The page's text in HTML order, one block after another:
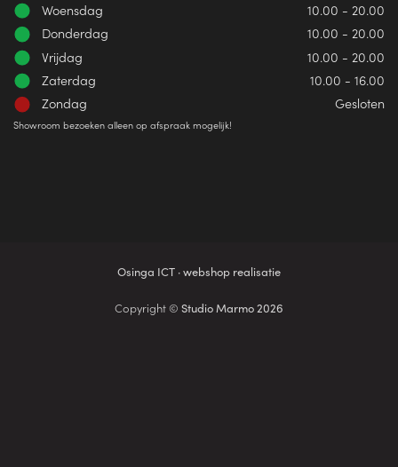
Woensdag
10.00 - 20.00
Donderdag
10.00 - 20.00
Vrijdag
10.00 - 20.00
Zaterdag
10.00 - 16.00
Zondag
Gesloten
Showroom bezoeken alleen op afspraak mogelijk!
Osinga ICT · webshop realisatie
Copyright © Studio Marmo 2026